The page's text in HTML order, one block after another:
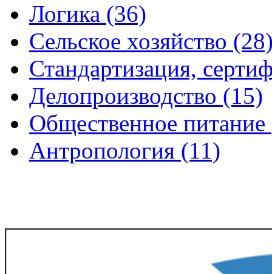
Логика (36)
Сельское хозяйство
Стандартизация,
Делопроизводство (15)
Общественное
Антропология (11)